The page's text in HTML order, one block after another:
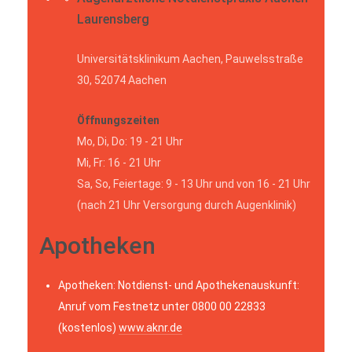
Laurensberg
Universitätsklinikum Aachen, Pauwelsstraße
30, 52074 Aachen
Öffnungszeiten
Mo, Di, Do: 19 - 21 Uhr
Mi, Fr: 16 - 21 Uhr
Sa, So, Feiertage: 9 - 13 Uhr und von 16 - 21 Uhr
(nach 21 Uhr Versorgung durch Augenklinik)
Apotheken
Apotheken: Notdienst- und Apothekenauskunft:
Anruf vom Festnetz unter 0800 00 22833
(kostenlos) www.aknr.de